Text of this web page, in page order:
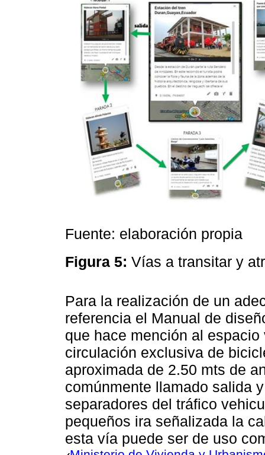
Fuente: elaboración propia
Figura 5: Vías a transitar y
Para la realización de un
referencia el Manual de
que hace mención al
circulación exclusiva de
aproximada de 2.50 mts de
comúnmente llamado salida
separadores del tráfico
pequeños ira señalizada la
esta vía puede ser de uso